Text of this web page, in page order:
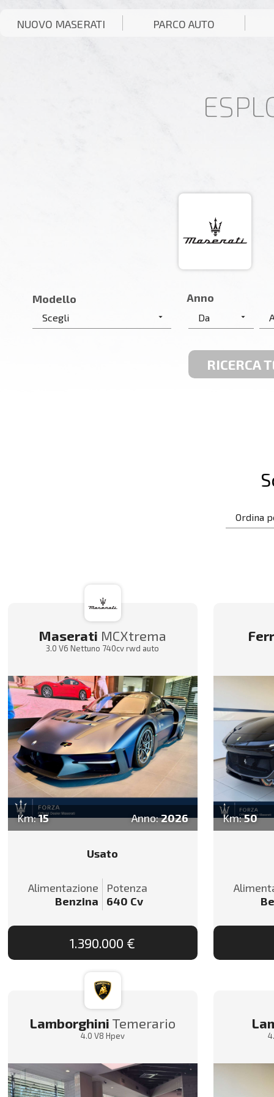
NUOVO MASERATI PARCO AUTO
Modello Anno
RICERCA
Maserati MCXtrema
3.0 V6 Nettuno 740cv rwd auto
Km:15 Anno:2026
Usato
Alimentazione
Benzina
Potenza
640 Cv
1.390.000 €
Km:50
Lamborghini Temerario
4.0 V8 Hpev